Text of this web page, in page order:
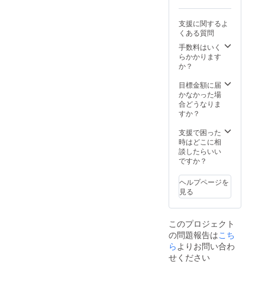
支援に関するよ
くある質問
手数料はいく
らかかります
か？
目標金額に届
かなかった場
合どうなりま
すか？
支援で困った
時はどこに相
談したらいい
ですか？
ヘルプページを
見る
このプロジェクト
の問題報告はこち
らよりお問い合わ
せください